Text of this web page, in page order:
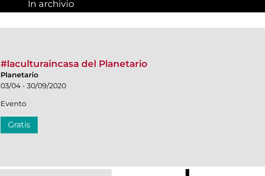
In archivio
#laculturaincasa del Planetario
Planetario
03/04 - 30/09/2020
Evento
Gratis